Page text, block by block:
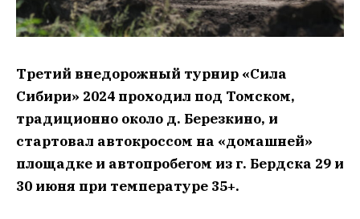
Третий внедорожный турнир «Сила
Сибири» 2024 проходил под Томском,
традиционно около д. Березкино, и
стартовал автокроссом на «домашней»
площадке и автопробегом из г. Бердска 29 и
30 июня при температуре 35+.